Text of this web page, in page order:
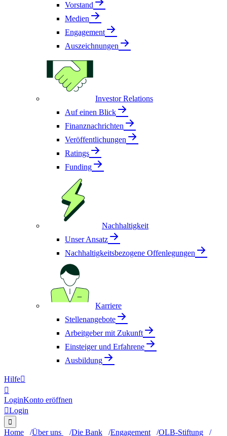
Vorstand
Medien
Engagement
Auszeichnungen
Investor Relations
Auf einen Blick
Finanznachrichten
Veröffentlichungen
Ratings
Funding
Nachhaltigkeit
Unser Ansatz
Nachhaltigkeitsbezogene Offenlegungen
Karriere
Stellenangebote
Arbeitgeber mit Zukunft
Einsteiger und Erfahrene
Ausbildung
Hilfe

LoginKonto eröffnen
Login

Home Über uns Die Bank Engagement
OLB-Stiftung